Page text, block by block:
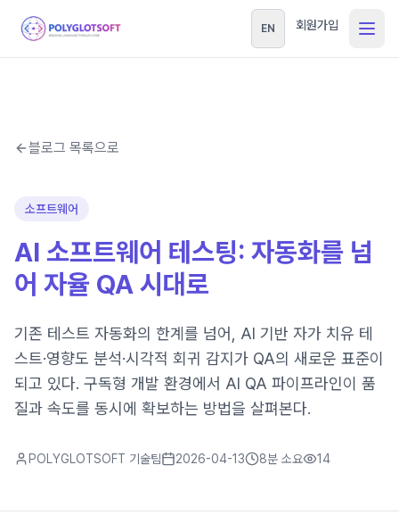
EN 회원가입
블로그 목록으로
소프트웨어
AI 소프트웨어 테스팅: 자동화를 넘
어 자율 QA 시대로
기존 테스트 자동화의 한계를 넘어, AI 기반 자가 치유 테
스트·영향도 분석·시각적 회귀 감지가 QA의 새로운 표준이
되고 있다. 구독형 개발 환경에서 AI QA 파이프라인이 품
질과 속도를 동시에 확보하는 방법을 살펴본다.
POLYGLOTSOFT 기술팀 2026-04-13 8분 소요 14